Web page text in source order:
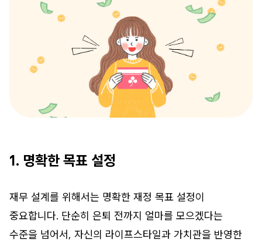
1. 명확한 목표 설정
재무 설계를 위해서는 명확한 재정 목표 설정이
중요합니다. 단순히 은퇴 전까지 얼마를 모으겠다는
수준을 넘어서, 자신의 라이프스타일과 가치관을 반영한